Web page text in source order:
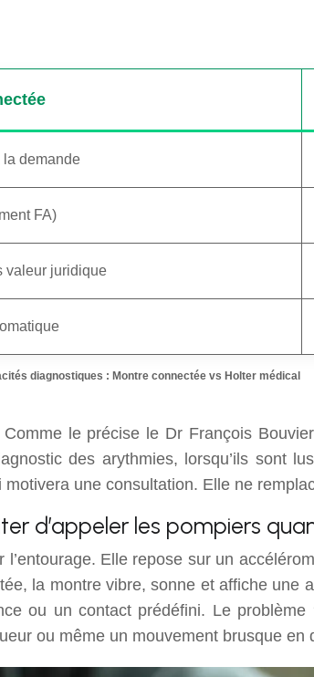
diagnostiques : Montre connectée vs Holter médical
demande
FA)
valeur juridique
le précise le Dr François
des arythmies, lorsqu’ils sont
une consultation. Elle ne
d’appeler les pompiers
Elle repose sur un
la montre vibre, sonne et affiche une
ou un contact prédéfini. Le
ou même un mouvement brusque en